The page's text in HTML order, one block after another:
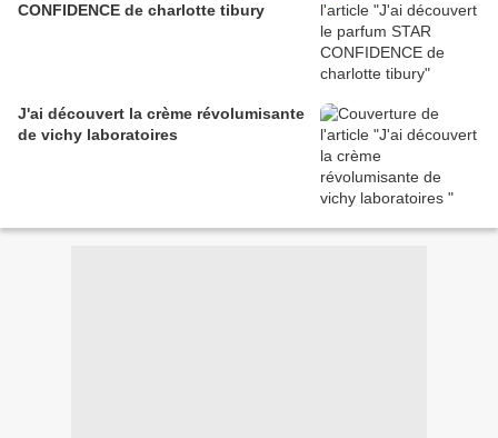
CONFIDENCE de charlotte tibury
J'ai découvert la crème révolumisante
de vichy laboratoires